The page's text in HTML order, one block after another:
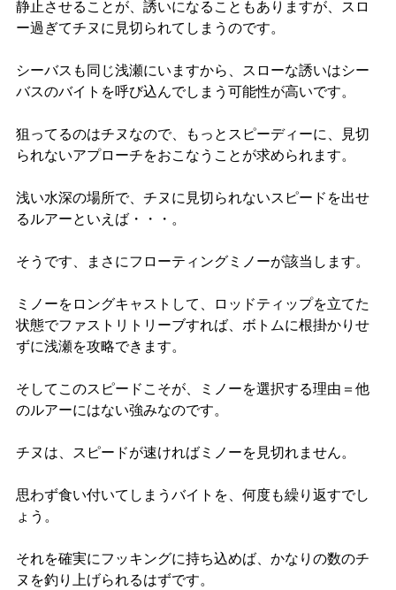
静止させることが、誘いになることもありますが、スロ
ー過ぎてチヌに見切られてしまうのです。
シーバスも同じ浅瀬にいますから、スローな誘いはシー
バスのバイトを呼び込んでしまう可能性が高いです。
狙ってるのはチヌなので、もっとスピーディーに、見切
られないアプローチをおこなうことが求められます。
浅い水深の場所で、チヌに見切られないスピードを出せ
るルアーといえば・・・。
そうです、まさにフローティングミノーが該当します。
ミノーをロングキャストして、ロッドティップを立てた
状態でファストリトリーブすれば、ボトムに根掛かりせ
ずに浅瀬を攻略できます。
そしてこのスピードこそが、ミノーを選択する理由＝他
のルアーにはない強みなのです。
チヌは、スピードが速ければミノーを見切れません。
思わず食い付いてしまうバイトを、何度も繰り返すでし
ょう。
それを確実にフッキングに持ち込めば、かなりの数のチ
ヌを釣り上げられるはずです。